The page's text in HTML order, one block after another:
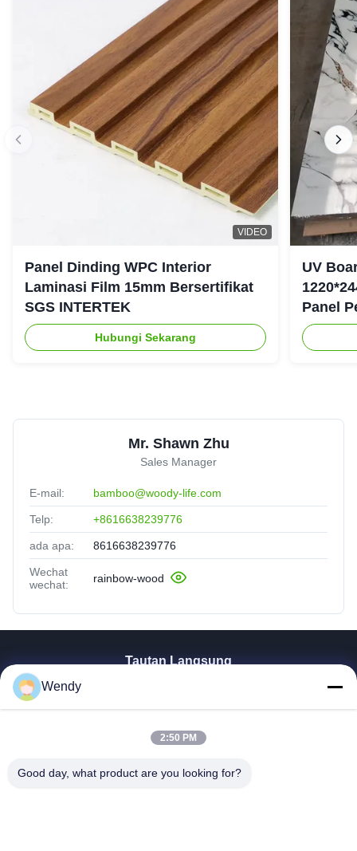
VIDEO
Panel Dinding WPC Interior
Laminasi Film 15mm Bersertifikat
SGS INTERTEK
Hubungi Sekarang
UV
Panel
Mr. Shawn Zhu
Sales Manager
E-mail: bamboo@woody-life.com
Telp: +8616638239776
ada apa: 8616638239776
Wechat
wechat:
rainbow-wood
Tautan Langsung
Produk
Video
Pertunjukan VR
TENTANG KAMI
Wendy
2:50 PM
Good day, what product are you looking for?